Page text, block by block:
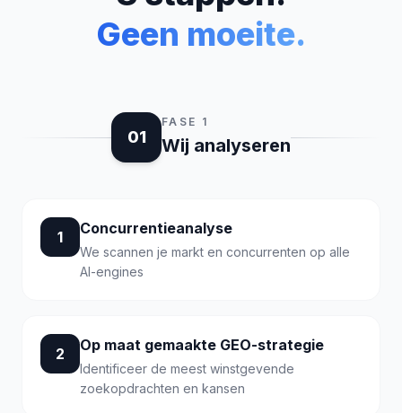
Geen moeite.
01
FASE 1
Wij analyseren
1 Concurrentieanalyse
We scannen je markt en concurrenten op alle
AI-engines
2 Op maat gemaakte GEO-strategie
Identificeer de meest winstgevende
zoekopdrachten en kansen